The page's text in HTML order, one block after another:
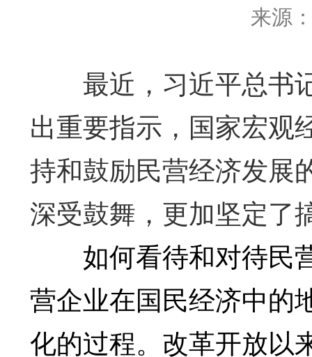
来源
最近，习近平总书记
出重要指示，国家宏观
持和鼓励民营经济发展
深受鼓舞，更加坚定了
如何看待和对待民
营企业在国民经济中的
化的过程。改革开放以